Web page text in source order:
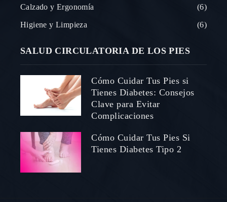
Calzado y Ergonomía 6
Higiene y Limpieza 6
SALUD CIRCULATORIA DE LOS PIES
Cómo Cuidar Tus Pies si
Tienes Diabetes: Consejos
Clave para Evitar
Complicaciones
Cómo Cuidar Tus Pies Si
Tienes Diabetes Tipo 2